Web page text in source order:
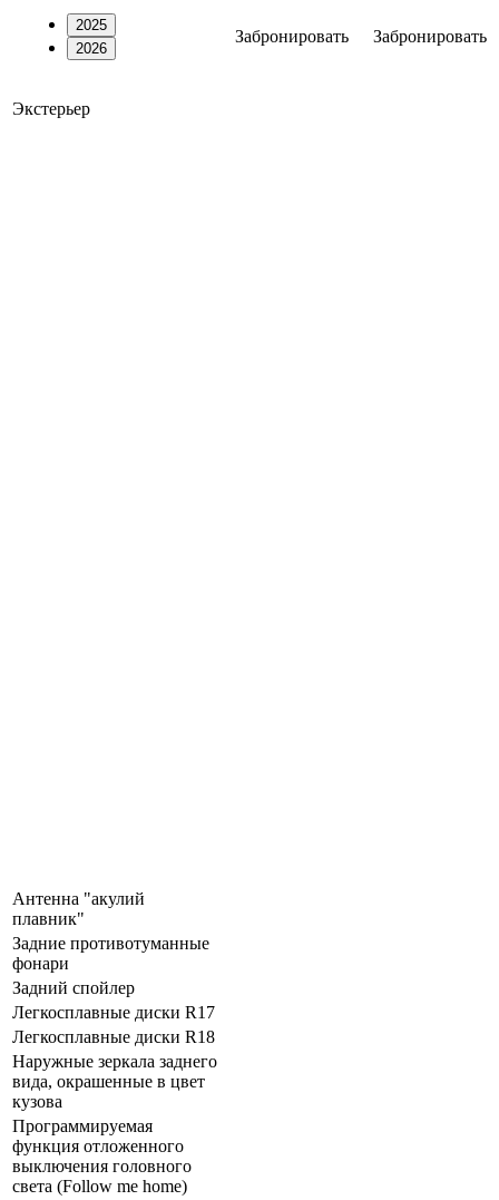
2025
2026
Забронировать Забронировать
Экстерьер
Антенна "акулий
плавник"
Задние противотуманные
фонари
Задний спойлер
Легкосплавные диски R17
Легкосплавные диски R18
Наружные зеркала заднего
вида, окрашенные в цвет
кузова
Программируемая
функция отложенного
выключения головного
света (Follow me home)